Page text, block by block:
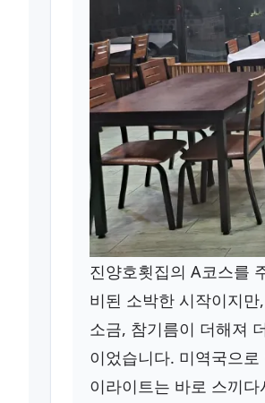
진양호횟집의 A코스를
비된 소박한 시작이지
소금, 참기름이 더해져
이었습니다. 미역국으
이라이트는 바로 스끼